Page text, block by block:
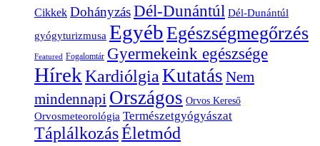
Cikkek DohányzásDél-Dunántúl Dél-Dunántúl
gyógyturizmusa EgyébEgészségmegőrzés
Featured Fogalomtár Gyermekeink egészsége
HírekKardiólgia Kutatás Nem
mindennapi Országos Orvos Kereső
Orvosmeteorológia Természetgyógyászat
TáplálkozásÉletmód